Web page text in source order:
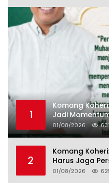
1
Komang
Jadi
Lampung
01/08/2026 631
2
Komang
Harus Jaga
Lampung
01/08/2026